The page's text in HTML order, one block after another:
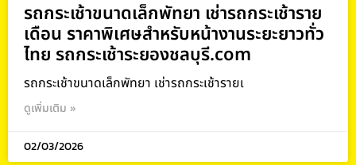
รถกระเช้าขนาดเล็กพัทยา เช่ารถกระเช้าราย
เดือน ราคาพิเศษสำหรับหน้างานระยะยาวทั่ว
ไทย รถกระเช้าระยองชลบุรี.com
รถกระเช้าขนาดเล็กพัทยา เช่ารถกระเช้ารายเ
ดูเพิ่มเติม »
02/03/2026